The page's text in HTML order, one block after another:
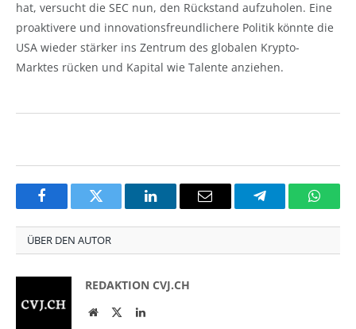
hat, versucht die SEC nun, den Rückstand aufzuholen. Eine
proaktivere und innovationsfreundlichere Politik könnte die
USA wieder stärker ins Zentrum des globalen Krypto-
Marktes rücken und Kapital wie Talente anziehen.
FacebookTwitter LinkedInEmail Telegram
ÜBER DEN AUTOR
REDAKTION CVJ.CH
WebsiteTwitterLinkedIn